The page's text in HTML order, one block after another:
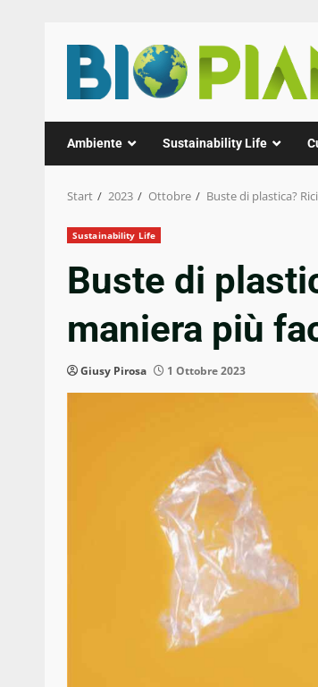
Inhalt
springen
Ambiente Sustainability Life
Start 2023 Ottobre Buste di plastica?
Sustainability Life
Buste di
maniera più
Giusy Pirosa 1 Ottobre 2023